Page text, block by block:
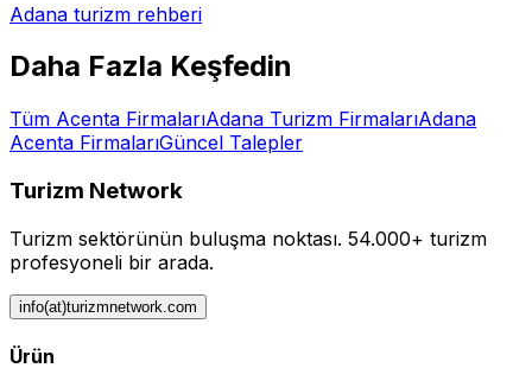
Adana turizm rehberi
Daha Fazla Keşfedin
Tüm Acenta FirmalarıAdana Turizm FirmalarıAdana
Acenta FirmalarıGüncel Talepler
Turizm Network
Turizm sektörünün buluşma noktası. 54.000+ turizm
profesyoneli bir arada.
info(at)turizmnetwork.com
Ürün